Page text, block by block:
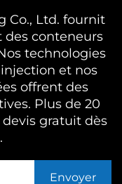
Co., Ltd. fournit
des conteneurs
technologies
et nos
offrent des
Plus de 20
gratuit dès